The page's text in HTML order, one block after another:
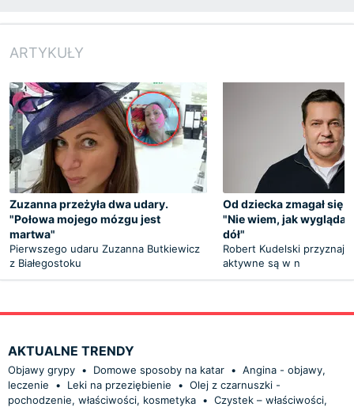
ARTYKUŁY
Zuzanna przeżyła dwa udary.
"Połowa mojego mózgu jest
martwa"
Pierwszego udaru Zuzanna Butkiewicz
z Białegostoku
Od dziecka zmagał się
"Nie wiem, jak
dół"
Robert Kudelski
aktywne są w n
AKTUALNE TRENDY
Objawy grypy • Domowe sposoby na katar • Angina - objawy,
leczenie
• Leki na przeziębienie • Olej z czarnuszki -
pochodzenie, właściwości, kosmetyka • Czystek – właściwości,